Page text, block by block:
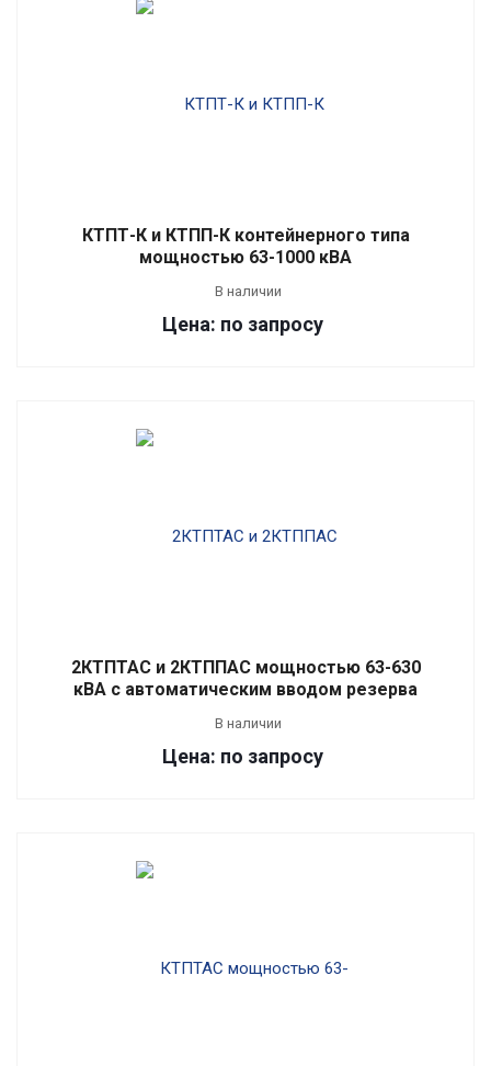
КТПТ-К и КТПП-К контейнерного типа
мощностью 63-1000 кВА
В наличии
Цена: по запросу
2КТПТАС и 2КТППАС мощностью 63-630
кВА с автоматическим вводом резерва
В наличии
Цена: по запросу